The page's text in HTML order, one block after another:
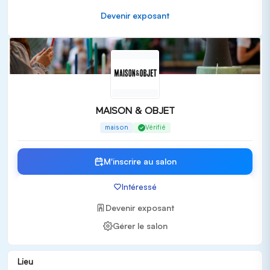
MAISON & OBJET
maison Vérifié
M'inscrire au salon
Intéressé
Devenir exposant
Gérer le salon
Lieu
Éclairage et solutions lumineuses
Textiles et tissus pour la décoration
Industries de l'accueil et de la restauration
Fabricants et marques de mobilier
Professionnels de l'hôtellerie et de la restauration
Valeur ajoutée et expérience salon
Devenir exposant